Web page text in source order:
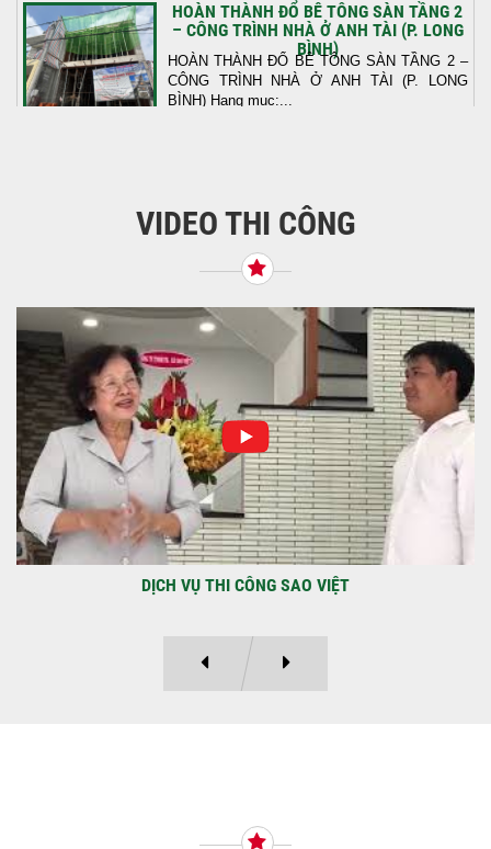
HOÀN THÀNH ĐỔ BÊ TÔNG SÀN TẦNG 2
– CÔNG TRÌNH NHÀ Ở ANH TÀI (P. LONG
BÌNH)
HOÀN THÀNH ĐỔ BÊ TÔNG SÀN TẦNG 2 –
CÔNG TRÌNH NHÀ Ở ANH TÀI (P. LONG
BÌNH) Hạng mục:...
Tiếp nối sự tin tưởng từ quý khách hàng, vừa
qua Công Ty TNHH Thiết Kế Xây Dựng Sao
NHẬN CHÌA KHÓA – TRAO TỔ ẤM MỚI
TẠI PHƯỜNG AN LẠC
Địa điểm: Đường Lâm Hoành, phường An
LạcGia chủ: Anh Kỳ Xây Dựng Sao Việt chính
thức hoàn tất và...
VIDEO THI CÔNG
DỰ ÁN BAO GỒM TRỆT, 3 LẦU VÀ SÂN THƯỢNG ANH THANH